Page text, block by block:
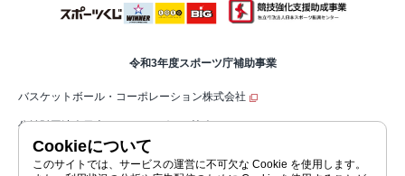
令和3年度スポーツ庁補助事業
バスケットボール・コーポレーション株式会社
公益財団法人日本バスケットボール協会（JBA）
公益社団法人ジャパン・プロフェッショナル・バスケットボールリーグ（コ
Cookieについて
このサイトでは、サービスの運営に不可欠な Cookie を使用します。